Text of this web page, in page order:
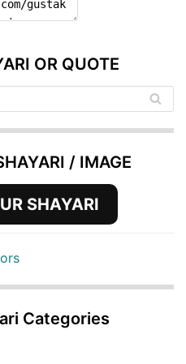
OR QUOTE
/ IMAGE
SHAYARI
Categories